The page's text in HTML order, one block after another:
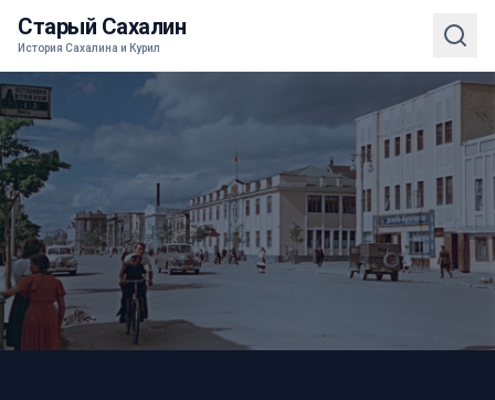
Старый Сахалин
История Сахалина и Курил